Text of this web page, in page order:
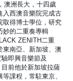
澳洲長大，十四歲
入西澳音樂院完成古
取得博士學位，研究
妙的二重奏專輯
ZENITH二重
東南亞、新加坡、澳
即興音樂節及
前他於新加坡拉薩
課程，常駐東京、